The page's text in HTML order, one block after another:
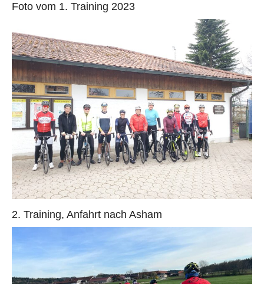
Foto vom 1. Training 2023
2. Training, Anfahrt nach Asham